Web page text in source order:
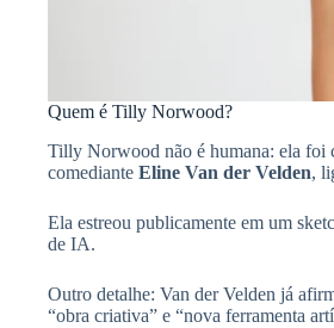
Quem é Tilly Norwood?
Tilly Norwood não é humana: ela foi
comediante Eline Van der Velden,
Ela estreou publicamente em um
de IA.
Outro detalhe: Van der Velden já
“obra criativa” e “nova ferramenta